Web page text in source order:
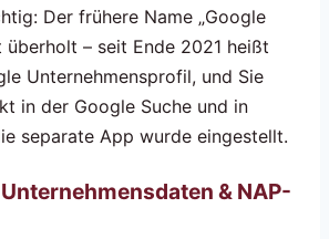
Der frühere Name „Google
überholt – seit Ende 2021 heißt
Unternehmensprofil, und Sie
in der Google Suche und in
separate App wurde eingestellt.
& NAP-